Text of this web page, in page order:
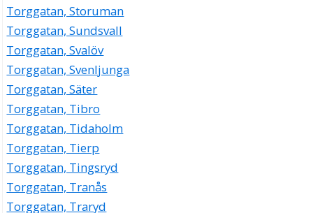
Torggatan, Storuman
Torggatan, Sundsvall
Torggatan, Svalöv
Torggatan, Svenljunga
Torggatan, Säter
Torggatan, Tibro
Torggatan, Tidaholm
Torggatan, Tierp
Torggatan, Tingsryd
Torggatan, Tranås
Torggatan, Traryd